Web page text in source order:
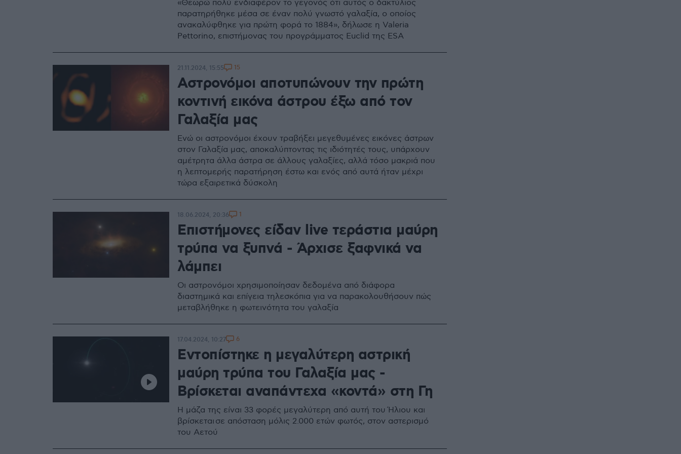
«Θεωρώ πολύ ενδιαφέρον το γεγονός ότι αυτός ο δακτύλιος
παρατηρήθηκε μέσα σε έναν πολύ γνωστό γαλαξία, ο οποίος
ανακαλύφθηκε για πρώτη φορά το 1884», δήλωσε η Valeria
Pettorino, επιστήμονας του προγράμματος Euclid της ESA
Αστρονόμοι αποτυπώνουν την πρώτη
κοντινή εικόνα άστρου έξω από τον
Γαλαξία μας
Ενώ οι αστρονόμοι έχουν τραβήξει μεγεθυμένες εικόνες άστρων
στον Γαλαξία μας, αποκαλύπτοντας τις ιδιότητές τους, υπάρχουν
αμέτρητα άλλα άστρα σε άλλους γαλαξίες, αλλά τόσο μακριά που
η λεπτομερής παρατήρηση έστω και ενός από αυτά ήταν μέχρι
τώρα εξαιρετικά δύσκολη
21.11.2024, 15:55 15
Eπιστήμονες είδαν live τεράστια μαύρη
τρύπα να ξυπνά - Άρχισε ξαφνικά να
λάμπει
Οι αστρονόμοι χρησιμοποίησαν δεδομένα από διάφορα
διαστημικά και επίγεια τηλεσκόπια για να παρακολουθήσουν πώς
μεταβλήθηκε η φωτεινότητα του γαλαξία
18.06.2024, 20:36 1
Εντοπίστηκε η μεγαλύτερη αστρική
μαύρη τρύπα του Γαλαξία μας -
Βρίσκεται αναπάντεχα «κοντά» στη Γη
Η μάζα της είναι 33 φορές μεγαλύτερη από αυτή του Ήλιου και
βρίσκεται σε απόσταση μόλις 2.000 ετών φωτός, στον αστερισμό
του Αετού
17.04.2024, 10:27 6